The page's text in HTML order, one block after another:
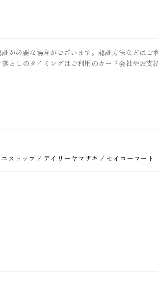
が必要な場合がございます。認証方法などはご
としのタイミングはご利用のカード会社やお支
ストップ / デイリーヤマザキ / セイコーマート